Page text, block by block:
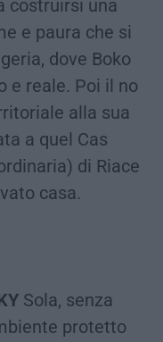
costruirsi una
e paura che si
dove Boko
e reale. Poi il no
alla sua
a quel Cas
di Riace
casa.
Sola, senza
protetto